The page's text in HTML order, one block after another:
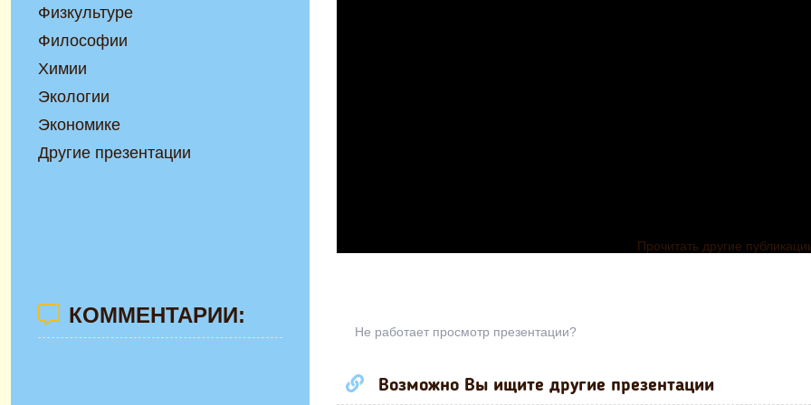
Прочитать другие
Не работает просмотр презентации?
Возможно Вы ищите другие презентации
Физкультуре
Философии
Химии
Экологии
Экономике
Другие презентации
КОММЕНТАРИИ: